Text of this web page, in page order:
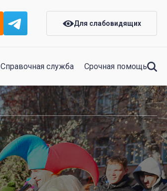
Для слабовидящих
Справочная служба Срочная помощь